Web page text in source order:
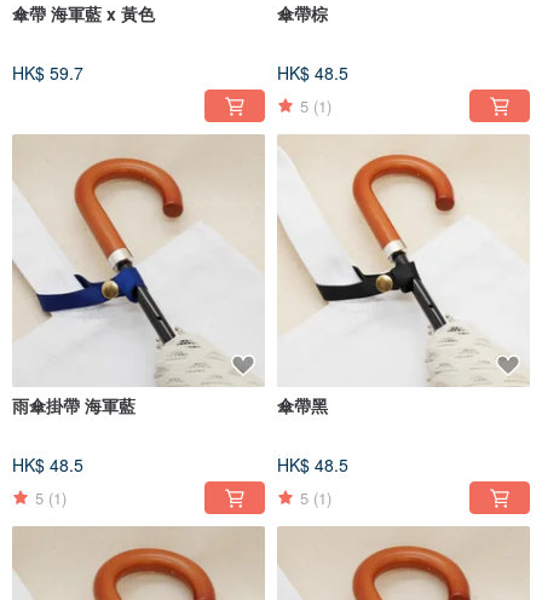
傘帶 海軍藍 x 黃色
HK$ 59.7
傘帶棕
HK$ 48.5
5 (1)
雨傘掛帶 海軍藍
HK$ 48.5
5 (1)
傘帶黑
HK$ 48.5
5 (1)